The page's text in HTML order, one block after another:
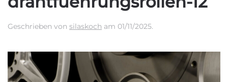
Geschrieben von silaskoch am 01/11/2025.